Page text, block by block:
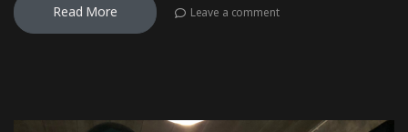
Read More Leave a comment